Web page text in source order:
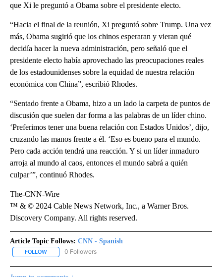
que Xi le preguntó a Obama sobre el presidente electo.
“Hacia el final de la reunión, Xi preguntó sobre Trump. Una vez
más, Obama sugirió que los chinos esperaran y vieran qué
decidía hacer la nueva administración, pero señaló que el
presidente electo había aprovechado las preocupaciones reales
de los estadounidenses sobre la equidad de nuestra relación
económica con China”, escribió Rhodes.
“Sentado frente a Obama, hizo a un lado la carpeta de puntos de
discusión que suelen dar forma a las palabras de un líder chino.
‘Preferimos tener una buena relación con Estados Unidos’, dijo,
cruzando las manos frente a él. ‘Eso es bueno para el mundo.
Pero cada acción tendrá una reacción. Y si un líder inmaduro
arroja al mundo al caos, entonces el mundo sabrá a quién
culpar’”, continuó Rhodes.
The-CNN-Wire
™ & © 2024 Cable News Network, Inc., a Warner Bros.
Discovery Company. All rights reserved.
Article Topic Follows: CNN - Spanish
FOLLOW FOLLOW "CNN - SPANISH" TO RECEIVE NOTIFICATIONS ABOUT
0 Followers